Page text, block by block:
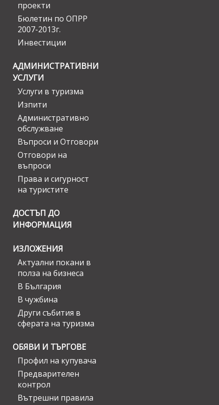
проекти
Бюлетин по ОПРР
2007-2013г.
Инвестиции
АДМИНИСТРАТИВНИ
УСЛУГИ
Услуги в туризма
Изпити
Административно
обслужване
Въпроси и Отговори
Отговори на
въпроси
Права и сигурност
на туристите
ДОСТЪП ДО
ИНФОРМАЦИЯ
ИЗЛОЖЕНИЯ
Актуални покани в
полза на бизнеса
В България
В чужбина
Други събития в
сферата на туризма
ОБЯВИ И ТЪРГОВЕ
Профил на купувача
Предварителен
контрол
Вътрешни правила